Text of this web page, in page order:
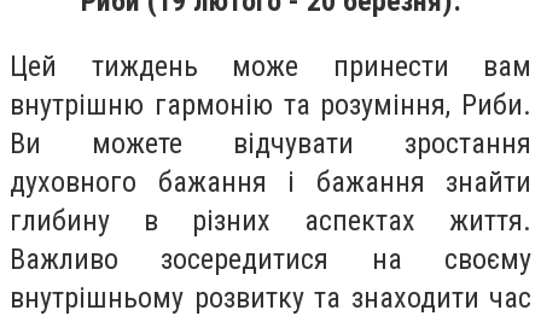
Цей тиждень може принести вам
внутрішню гармонію та розуміння, Риби.
Ви можете відчувати зростання
духовного бажання і бажання знайти
глибину в різних аспектах життя.
Важливо зосередитися на своєму
внутрішньому розвитку та знаходити час